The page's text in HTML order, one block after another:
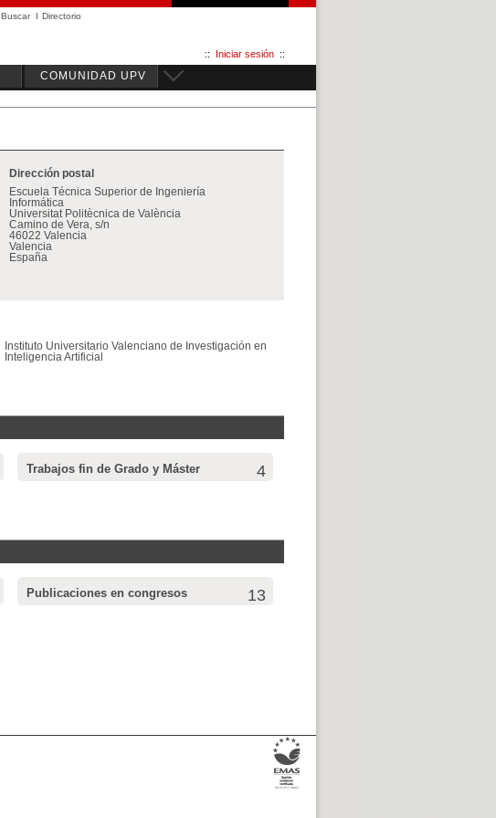
Buscar I Directorio
:: Iniciar sesión ::
COMUNIDAD UPV
Dirección postal
Escuela Técnica Superior de Ingeniería
Informática
Universitat Politècnica de València
Camino de Vera, s/n
46022 Valencia
Valencia
España
Instituto Universitario Valenciano de Investigación en
Inteligencia Artificial
Trabajos fin de Grado y Máster 4
Publicaciones en congresos 13